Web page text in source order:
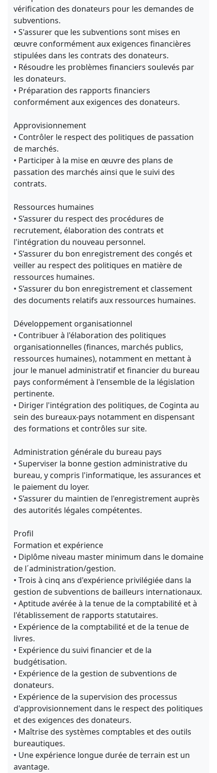
vérification des donateurs pour les demandes de
subventions.
• S'assurer que les subventions sont mises en
œuvre conformément aux exigences financières
stipulées dans les contrats des donateurs.
• Résoudre les problèmes financiers soulevés par
les donateurs.
• Préparation des rapports financiers
conformément aux exigences des donateurs.
Approvisionnement
• Contrôler le respect des politiques de passation
de marchés.
• Participer à la mise en œuvre des plans de
passation des marchés ainsi que le suivi des
contrats.
Ressources humaines
• S’assurer du respect des procédures de
recrutement, élaboration des contrats et
l'intégration du nouveau personnel.
• S’assurer du bon enregistrement des congés et
veiller au respect des politiques en matière de
ressources humaines.
• S’assurer du bon enregistrement et classement
des documents relatifs aux ressources humaines.
Développement organisationnel
• Contribuer à l'élaboration des politiques
organisationnelles (finances, marchés publics,
ressources humaines), notamment en mettant à
jour le manuel administratif et financier du bureau
pays conformément à l'ensemble de la législation
pertinente.
• Diriger l'intégration des politiques, de Coginta au
sein des bureaux-pays notamment en dispensant
des formations et contrôles sur site.
Administration générale du bureau pays
• Superviser la bonne gestion administrative du
bureau, y compris l'informatique, les assurances et
le paiement du loyer.
• S’assurer du maintien de l'enregistrement auprès
des autorités légales compétentes.
Profil
Formation et expérience
• Diplôme niveau master minimum dans le domaine
de l´administration/gestion.
• Trois à cinq ans d'expérience privilégiée dans la
gestion de subventions de bailleurs internationaux.
• Aptitude avérée à la tenue de la comptabilité et à
l'établissement de rapports statutaires.
• Expérience de la comptabilité et de la tenue de
livres.
• Expérience du suivi financier et de la
budgétisation.
• Expérience de la gestion de subventions de
donateurs.
• Expérience de la supervision des processus
d'approvisionnement dans le respect des politiques
et des exigences des donateurs.
• Maîtrise des systèmes comptables et des outils
bureautiques.
• Une expérience longue durée de terrain est un
avantage.